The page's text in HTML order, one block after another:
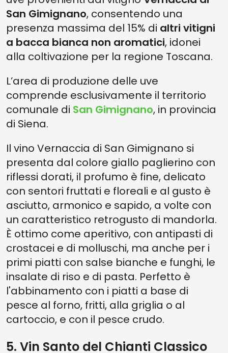
San Gimignano, consentendo una
presenza massima del 15% di altri vitigni
a bacca bianca non aromatici, idonei
alla coltivazione per la regione Toscana.
L’area di produzione delle uve
comprende esclusivamente il territorio
comunale di San Gimignano, in provincia
di Siena.
Il vino Vernaccia di San Gimignano si
presenta dal colore giallo paglierino con
riflessi dorati, il profumo è fine, delicato
con sentori fruttati e floreali e al gusto è
asciutto, armonico e sapido, a volte con
un caratteristico retrogusto di mandorla.
È ottimo come aperitivo, con antipasti di
crostacei e di molluschi, ma anche per i
primi piatti con salse bianche e funghi, le
insalate di riso e di pasta. Perfetto è
l'abbinamento con i piatti a base di
pesce al forno, fritti, alla griglia o al
cartoccio, e con il pesce crudo.
5. Vin Santo del Chianti Classico